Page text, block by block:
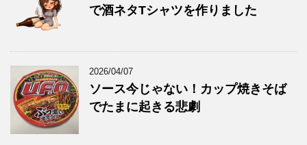
で酒ネタTシャツを作りました
2026/04/07
ソース今じゃない！カップ焼きそば
でたまに起きる悲劇